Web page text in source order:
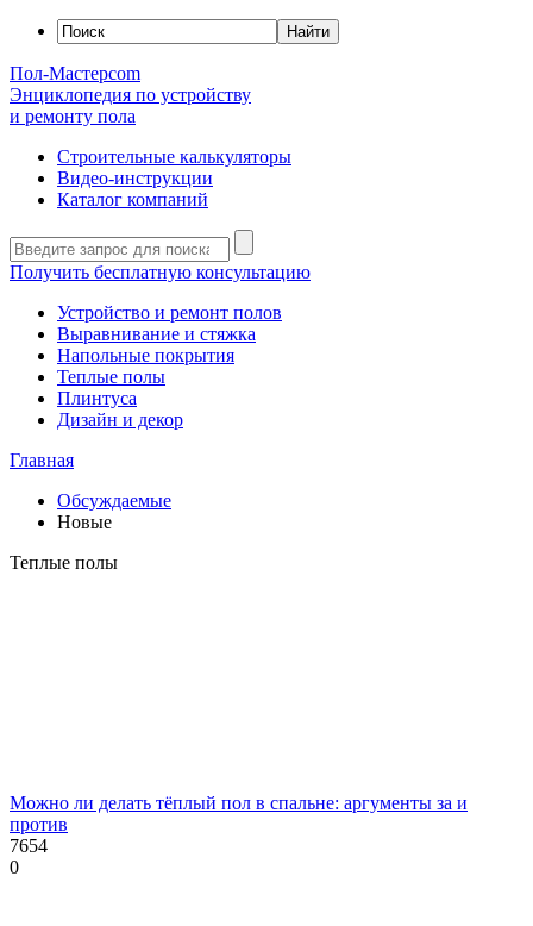
Пол-Мастерcom
Энциклопедия по устройству
и ремонту пола
Строительные калькуляторы
Видео-инструкции
Каталог компаний
Получить бесплатную консультацию
Устройство и ремонт полов
Выравнивание и стяжка
Напольные покрытия
Теплые полы
Плинтуса
Дизайн и декор
Главная
Обсуждаемые
Новые
Теплые полы
Можно ли делать тёплый пол в спальне: аргументы за и
против
7654
0